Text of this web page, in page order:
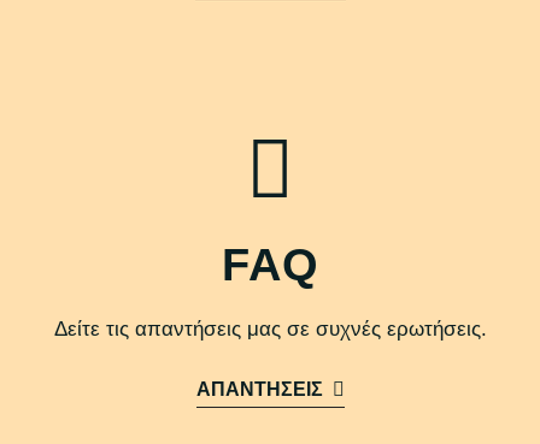
FAQ
Δείτε τις απαντήσεις μας σε συχνές ερωτήσεις.
ΑΠΑΝΤΗΣΕΙΣ